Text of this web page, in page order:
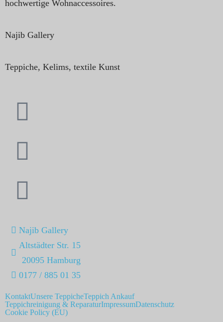
hochwertige Wohnaccessoires.
Najib Gallery
Teppiche, Kelims, textile Kunst
Najib Gallery
Altstädter Str. 15
20095 Hamburg
0177 / 885 01 35
KontaktUnsere TeppicheTeppich Ankauf
Teppichreinigung & ReparaturImpressumDatenschutz
Cookie Policy (EU)